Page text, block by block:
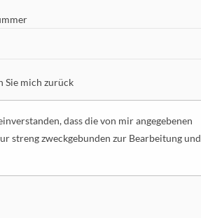
Sie mich zurück
dass die von mir angegebenen
streng zweckgebunden zur Bearbeitung und